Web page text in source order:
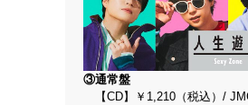
③通常盤
【CD】￥1,210（税込）/